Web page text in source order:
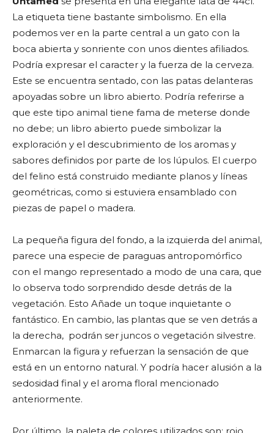
La etiqueta tiene bastante simbolismo. En ella
podemos ver en la parte central a un gato con la
boca abierta y sonriente con unos dientes afiliados.
Podría expresar el caracter y la fuerza de la cerveza.
Este se encuentra sentado, con las patas delanteras
apoyadas sobre un libro abierto. Podría referirse a
que este tipo animal tiene fama de meterse donde
no debe; un libro abierto puede simbolizar la
exploración y el descubrimiento de los aromas y
sabores definidos por parte de los lúpulos. El cuerpo
del felino está construido mediante planos y líneas
geométricas, como si estuviera ensamblado con
piezas de papel o madera.
La pequeña figura del fondo, a la izquierda del animal,
parece una especie de paraguas antropomórfico
con el mango representado a modo de una cara, que
lo observa todo sorprendido desde detrás de la
vegetación. Esto Añade un toque inquietante o
fantástico. En cambio, las plantas que se ven detrás a
la derecha, podrán ser juncos o vegetación silvestre.
Enmarcan la figura y refuerzan la sensación de que
está en un entorno natural. Y podría hacer alusión a la
sedosidad final y el aroma floral mencionado
anteriormente.